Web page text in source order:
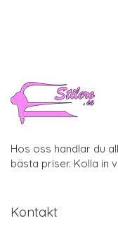
Hos oss handlar du
bästa priser. Kolla in
Kontakt